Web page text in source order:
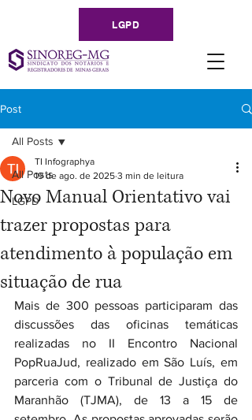
LGPD
Post
All Posts
LGPD
All Posts
Novo Manual Orientativo vai
trazer propostas para
atendimento à população em
situação de rua
TI Infographya
19 de ago. de 2025 3 min de leitura
Mais de 300 pessoas participaram das
discussões das oficinas temáticas
realizadas no II Encontro Nacional
PopRuaJud, realizado em São Luís, em
parceria com o Tribunal de Justiça do
Maranhão (TJMA), de 13 a 15 de